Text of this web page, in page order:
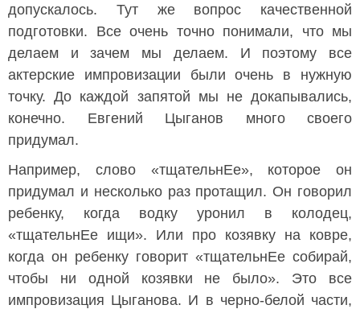
допускалось. Тут же вопрос качественной
подготовки. Все очень точно понимали, что мы
делаем и зачем мы делаем. И поэтому все
актерские импровизации были очень в нужную
точку. До каждой запятой мы не докапывались,
конечно. Евгений Цыганов много своего
придумал.
Например, слово «тщательнЕе», которое он
придумал и несколько раз протащил. Он говорил
ребенку, когда водку уронил в колодец,
«тщательнЕе ищи». Или про козявку на ковре,
когда он ребенку говорит «тщательнЕе собирай,
чтобы ни одной козявки не было». Это все
импровизация Цыганова. И в черно-белой части,